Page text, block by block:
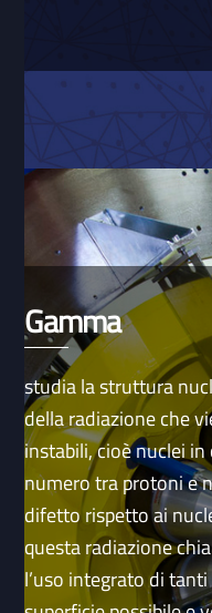
Gamma
studia la struttura
della radiazione che
instabili, cioè nuclei
numero tra protoni e
difetto rispetto ai
questa radiazione
l’uso integrato di